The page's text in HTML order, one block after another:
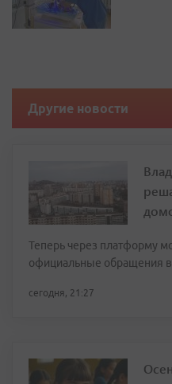
Другие новости
Теперь через платформу
официальные обращения
сегодня, 21:27